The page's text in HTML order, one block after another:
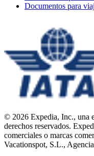
Documentos para
© 2026 Expedia, Inc., una
derechos reservados.
comerciales o marcas
Vacationspot, S.L.,